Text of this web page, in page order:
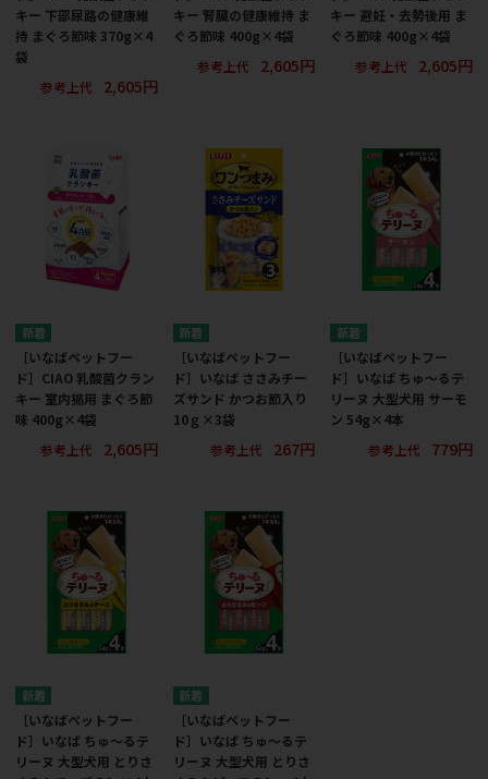
キー 下部尿路の健康維
持 まぐろ節味 370g×4
袋
参考上代
2,605円
キー 腎臓の健康維持 ま
ぐろ節味 400g×4袋
参考上代
2,605円
キー 避妊・去勢後用 ま
ぐろ節味 400g×4袋
参考上代
2,605円
［いなばペットフー
ド］CIAO 乳酸菌クラン
キー 室内猫用 まぐろ節
味 400g×4袋
参考上代
2,605円
［いなばペットフー
ド］いなば ささみチー
ズサンド かつお節入り
10ｇ×3袋
参考上代
267円
［いなばペットフー
ド］いなば ちゅ～るテ
リーヌ 大型犬用 サーモ
ン 54g×4本
参考上代
779円
［いなばペットフー
ド］いなば ちゅ～るテ
リーヌ 大型犬用 とりさ
［いなばペットフー
ド］いなば ちゅ～るテ
リーヌ 大型犬用 とりさ